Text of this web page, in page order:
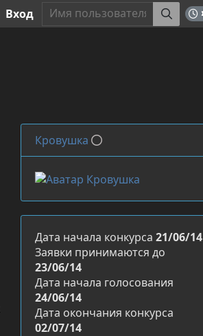
Вход
Кровушка
Дата начала конкурса 21/06/14
Заявки принимаются до
23/06/14
Дата начала голосования
24/06/14
Дата окончания конкурса
02/07/14